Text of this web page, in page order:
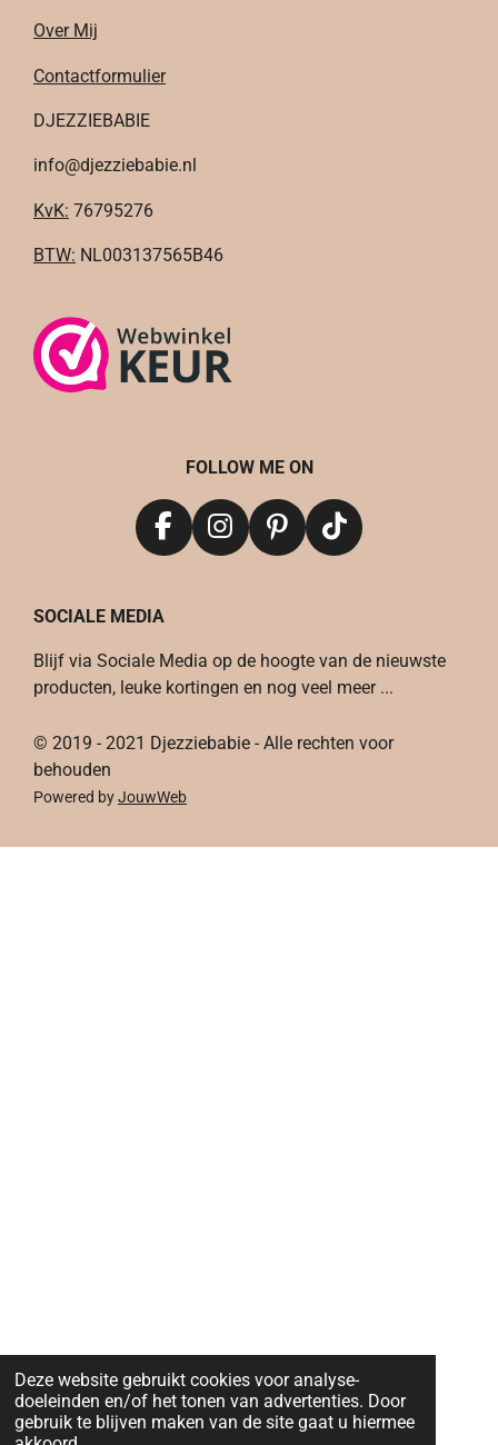
Deze website gebruikt cookies voor analyse-
doeleinden en/of het tonen van advertenties. Door
gebruik te blijven maken van de site gaat u hiermee
Over Mij
Contactformulier
DJEZZIEBABIE
info@djezziebabie.nl
KvK: 76795276
BTW: NL003137565B46
FOLLOW ME ON
F
e
o
o
I
g
r
m
P
r
e
t
T
k
SOCIALE MEDIA
Blijf via Sociale Media op de hoogte van de nieuwste
producten, leuke kortingen en nog veel meer ...
© 2019 - 2021 Djezziebabie - Alle rechten voor
behouden
Powered byJouwWeb